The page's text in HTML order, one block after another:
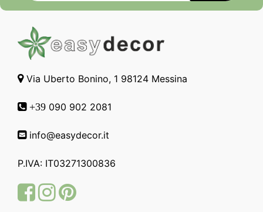
Via Uberto Bonino, 1 98124 Messina
+39 090 902 2081
info@easydecor.it
P.IVA: IT03271300836
FacebookInstagram
Pinterest